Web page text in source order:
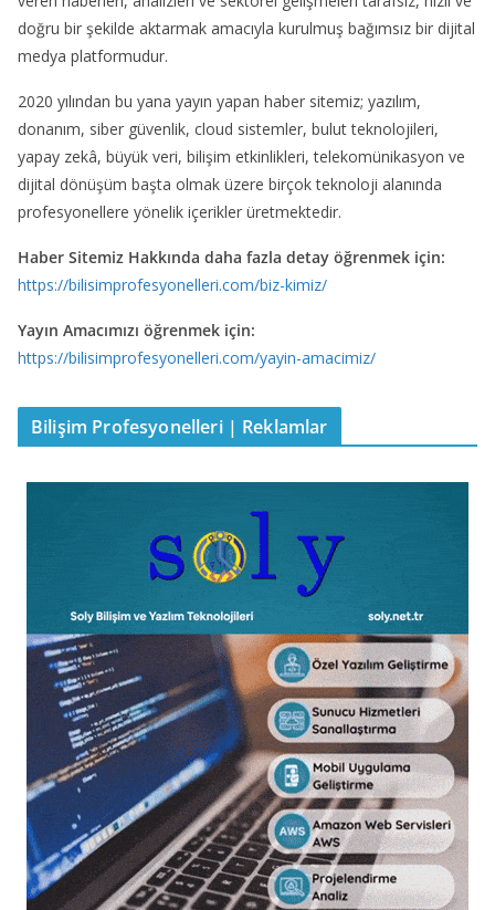
doğru bir şekilde aktarmak amacıyla kurulmuş bağımsız bir dijital
medya platformudur.
2020 yılından bu yana yayın yapan haber sitemiz; yazılım,
donanım, siber güvenlik, cloud sistemler, bulut teknolojileri,
yapay zekâ, büyük veri, bilişim etkinlikleri, telekomünikasyon ve
dijital dönüşüm başta olmak üzere birçok teknoloji alanında
profesyonellere yönelik içerikler üretmektedir.
Haber Sitemiz Hakkında daha fazla detay öğrenmek için:
https://bilisimprofesyonelleri.com/biz-kimiz/
Yayın Amacımızı öğrenmek için:
https://bilisimprofesyonelleri.com/yayin-amacimiz/
Bilişim Profesyonelleri | Reklamlar